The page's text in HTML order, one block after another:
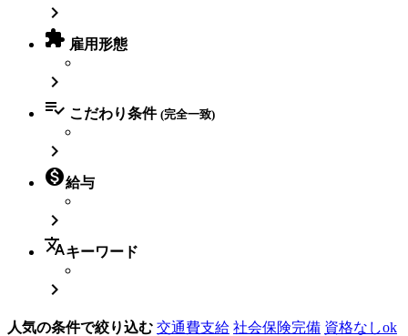

 雇用形態

 こだわり条件 (完全一致)

給与

translateキーワード

人気の条件で絞り込む 交通費支給 社会保険完備 資格なしok